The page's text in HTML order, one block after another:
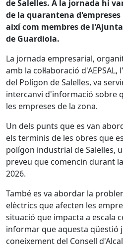
de Salelles. A la jornada hi
de la quarantena
així com membres de
de Guardiola.
La jornada empresarial,
amb la col·laboració
del Polígon de Salelles, va
intercanvi d'informació sobre
les empreses de la zona.
Un dels punts que es van
els terminis de les obres que
polígon industrial de Salelles,
preveu que comencin durant
2026.
També es va abordar la
elèctrics que afecten les
situació que impacta a escala
informar que aquesta qüestió
coneixement del Consell